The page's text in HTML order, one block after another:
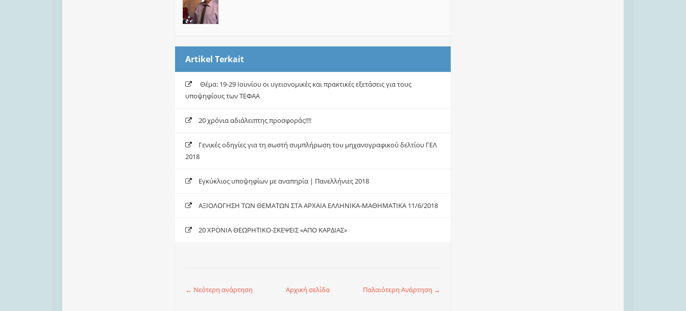
Artikel Terkait
Θέμα: 19-29 Ιουνίου οι υγειονομικές και πρακτικές εξετάσεις για τους
υποψηφίους των ΤΕΦΑΑ
20 χρόνια αδιάλειπτης προσφοράς!!!!
Γενικές οδηγίες για τη σωστή συμπλήρωση του μηχανογραφικού δελτίου ΓΕΛ
2018
Εγκύκλιος υποψηφίων με αναπηρία | Πανελλήνιες 2018
ΑΞΙΟΛΟΓΗΣΗ ΤΩΝ ΘΕΜΑΤΩΝ ΣΤΑ ΑΡΧΑΙΑ ΕΛΛΗΝΙΚΑ-ΜΑΘΗΜΑΤΙΚΑ 11/6/2018
20 ΧΡΟΝΙΑ ΘΕΩΡΗΤΙΚΟ-ΣΚΕΨΕΙΣ «ΑΠΟ ΚΑΡΔΙΑΣ»
← Νεότερη ανάρτηση Παλαιότερη Ανάρτηση →
Αρχική σελίδα